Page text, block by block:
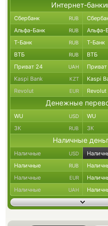
Интернет-
Сбербанк RUB
Альфа-Банк RUB Альфа-
Т-Банк RUB Т-Банк
ВТБ RUB ВТБ
Приват 24 UAH
Kaspi Bank KZT Kaspi
Revolut EUR Revolut
Денежные
WU USD WU
ЗК RUB ЗК
Наличные
Наличные USD
Наличные RUB
Наличные EUR
Наличные UAH